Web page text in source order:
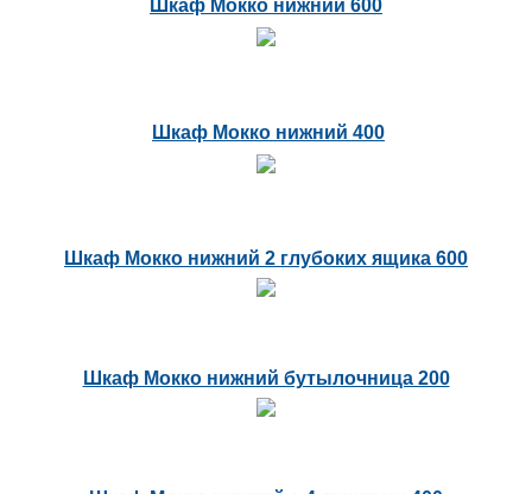
Шкаф Мокко нижний 600
Шкаф Мокко нижний 400
Шкаф Мокко нижний 2 глубоких ящика 600
Шкаф Мокко нижний бутылочница 200